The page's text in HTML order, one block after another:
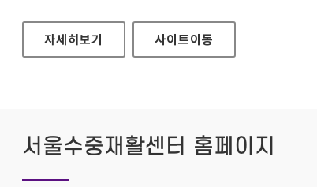
T-TOGETHER 홈페이지
자세히보기 사이트이동
서울수중재활센터 홈페이지